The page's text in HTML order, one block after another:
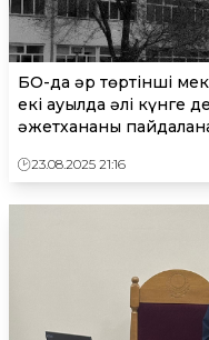
БҚО-да әр төртінші
екі ауылда әлі күнге
әжетхананы
23.08.2025 21:16